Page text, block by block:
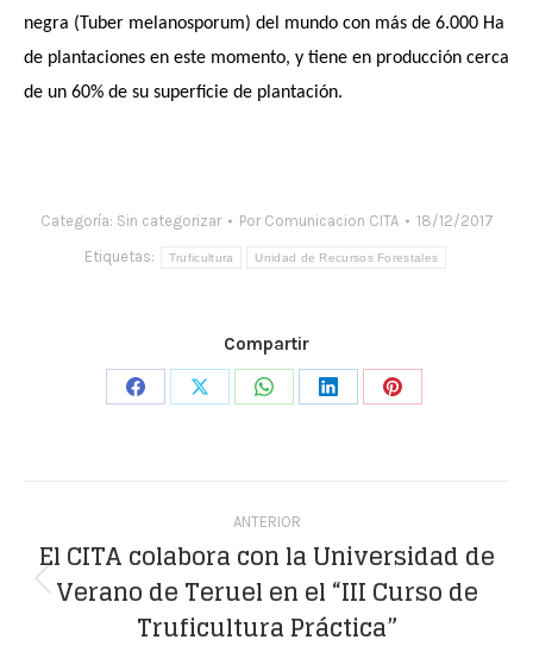
negra (Tuber melanosporum) del mundo con más de 6.000 Ha
de plantaciones en este momento, y tiene en producción cerca
de un 60% de su superficie de plantación.
Categoría: Sin categorizar Por Comunicacion CITA 18/12/2017
Etiquetas: Truficultura Unidad de Recursos Forestales
Compartir
Share
Share
Share
Share
Share
Navegación
entre
publicaciones
ANTERIOR
Publicación
anterior:
El CITA colabora con la Universidad de
Verano de Teruel en el “III Curso de
Truficultura Práctica”